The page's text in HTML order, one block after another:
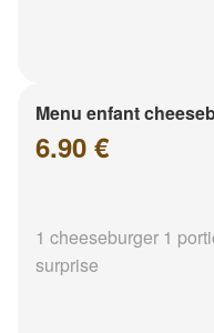
Menu enfant
6.90 €
1 cheeseburger 1
surprise